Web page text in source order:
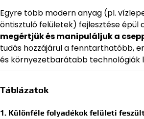
Egyre több modern anyag (pl.
öntisztuló felületek) fejlesztése épül
megértjük és manipuláljuk a
tudás hozzájárul a fenntarthatóbb,
és környezetbarátabb technológiák
Táblázatok
1. Különféle folyadékok felületi